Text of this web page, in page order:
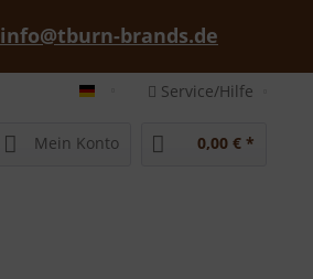
info@tburn-brands.de
tburn-brands-shop deutsch
Service/Hilfe
Mein Konto 0,00 € *